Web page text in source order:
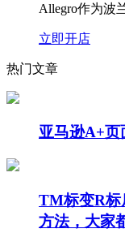
Allegro作为波
立即开店
热门文章
亚马逊A+页
TM标变R标
方法，大